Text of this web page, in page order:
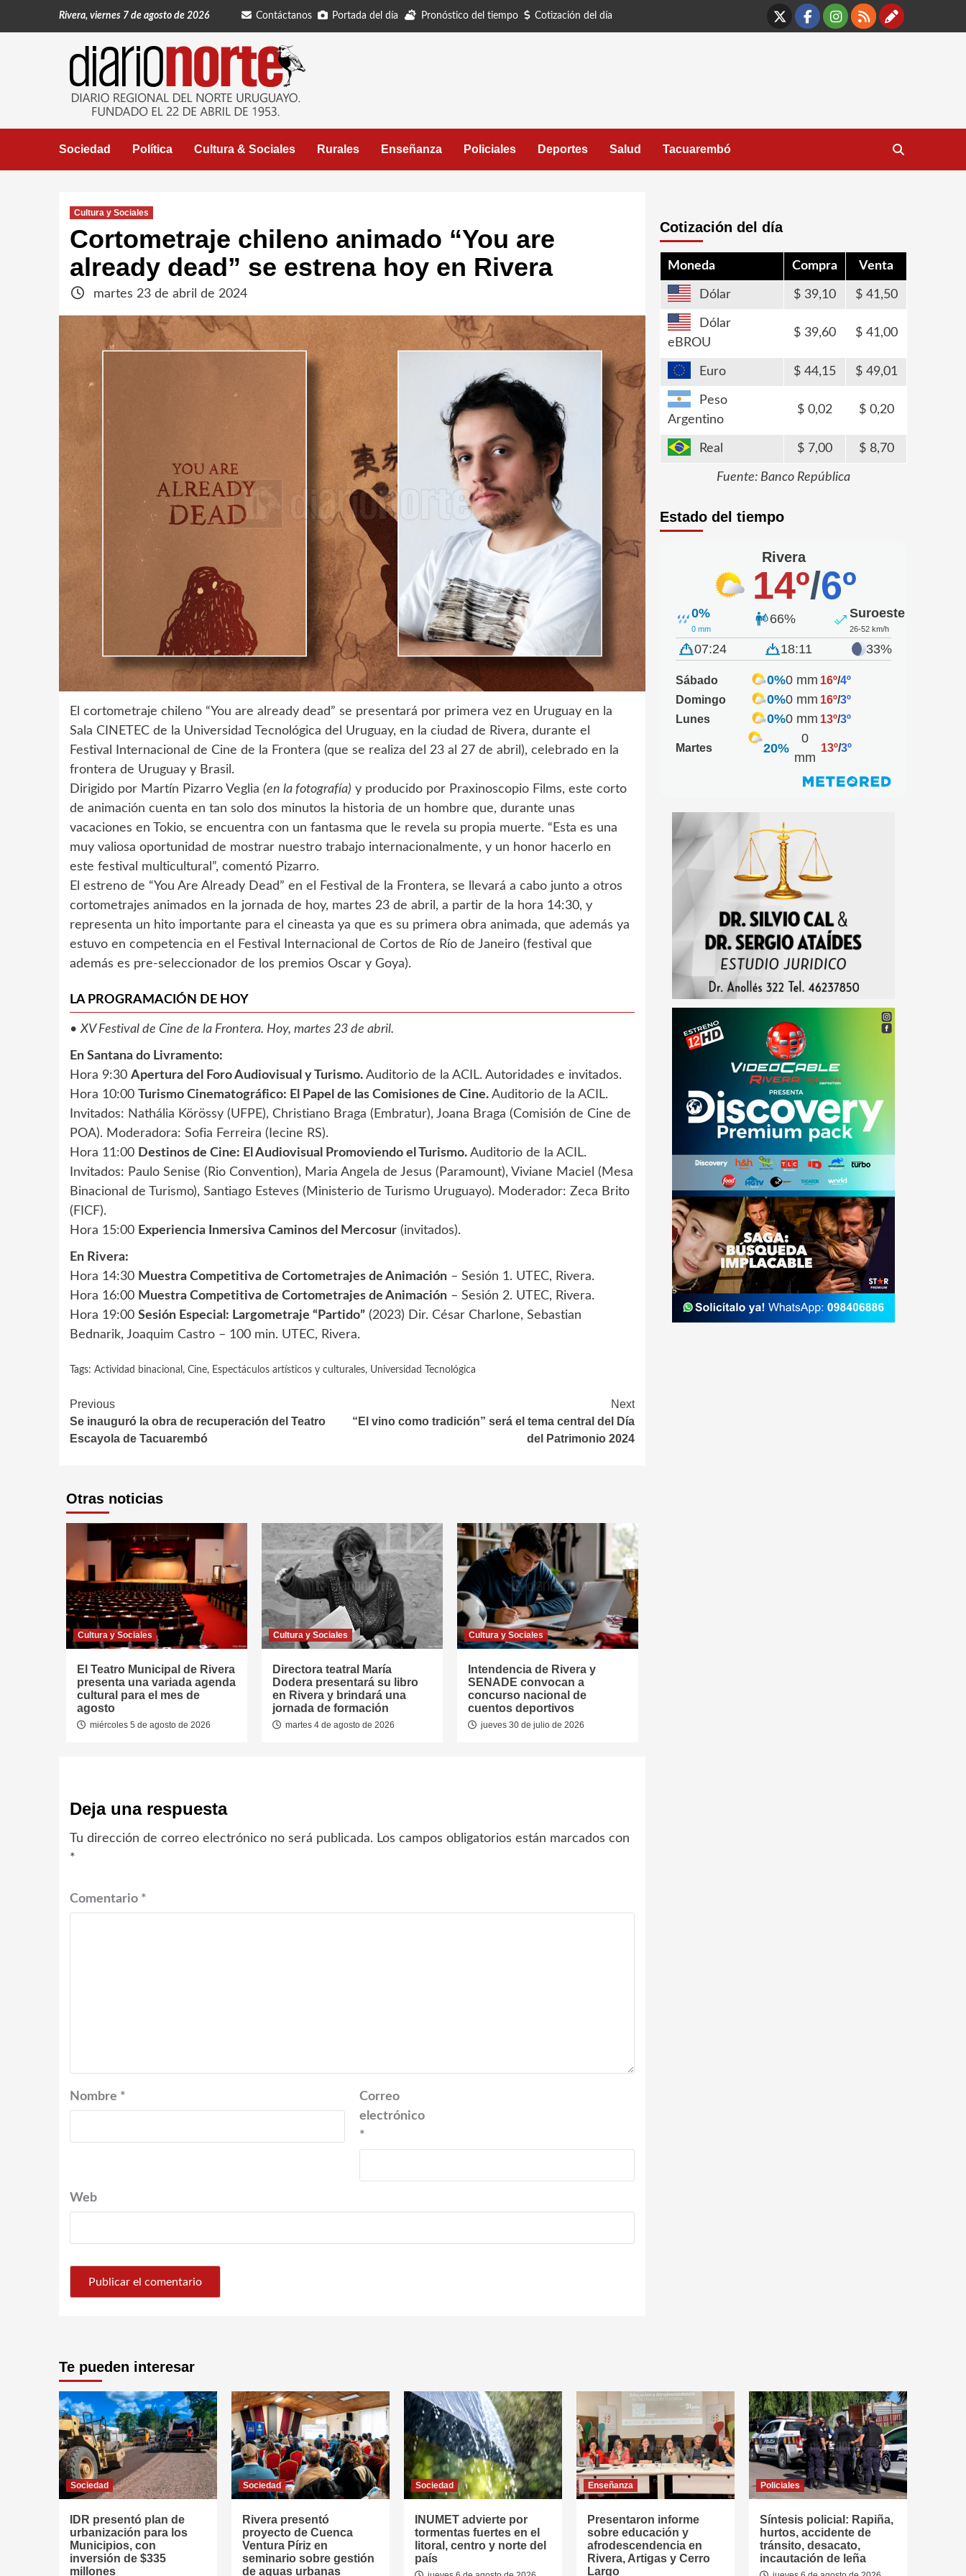
Rivera, viernes 7 de agosto de 2026 Contáctanos Portada del día Pronóstico del tiempo Cotización del día
X Facebook
Instagram
RSS
Sociedad Política Cultura & Sociales Rurales Enseñanza Policiales Deportes Salud Tacuarembó
Cultura y Sociales
Cortometraje chileno animado “You are
already dead” se estrena hoy en Rivera
martes 23 de abril de 2024
El cortometraje chileno “You are already dead” se presentará por primera vez en Uruguay en la
Sala CINETEC de la Universidad Tecnológica del Uruguay, en la ciudad de Rivera, durante el
Festival Internacional de Cine de la Frontera (que se realiza del 23 al 27 de abril), celebrado en la
frontera de Uruguay y Brasil.
Dirigido por Martín Pizarro Veglia (en la fotografía) y producido por Praxinoscopio Films, este corto
de animación cuenta en tan solo dos minutos la historia de un hombre que, durante unas
vacaciones en Tokio, se encuentra con un fantasma que le revela su propia muerte. “Esta es una
muy valiosa oportunidad de mostrar nuestro trabajo internacionalmente, y un honor hacerlo en
este festival multicultural”, comentó Pizarro.
El estreno de “You Are Already Dead” en el Festival de la Frontera, se llevará a cabo junto a otros
cortometrajes animados en la jornada de hoy, martes 23 de abril, a partir de la hora 14:30, y
representa un hito importante para el cineasta ya que es su primera obra animada, que además ya
estuvo en competencia en el Festival Internacional de Cortos de Río de Janeiro (festival que
además es pre-seleccionador de los premios Oscar y Goya).
LA PROGRAMACIÓN DE HOY
•XV Festival de Cine de la Frontera. Hoy, martes 23 de abril.
En Santana do Livramento:
Hora 9:30 Apertura del Foro Audiovisual y Turismo. Auditorio de la ACIL. Autoridades e invitados.
Hora 10:00
Turismo Cinematográfico: El Papel de las Comisiones de Cine. Auditorio de la ACIL.
Invitados: Nathália Körössy (UFPE), Christiano Braga (Embratur), Joana Braga (Comisión de Cine de
POA). Moderadora: Sofia Ferreira (Iecine RS).
Hora 11:00 Destinos de Cine: El Audiovisual Promoviendo el Turismo. Auditorio de la ACIL.
Invitados: Paulo Senise (Rio Convention), Maria Angela de Jesus (Paramount), Viviane Maciel (Mesa
Binacional de Turismo), Santiago Esteves (Ministerio de Turismo Uruguayo). Moderador: Zeca Brito
(FICF).
Hora 15:00 Experiencia Inmersiva Caminos del Mercosur (invitados).
En Rivera:
Hora 14:30 Muestra Competitiva de Cortometrajes de Animación – Sesión 1. UTEC, Rivera.
Hora 16:00 Muestra Competitiva de Cortometrajes de Animación – Sesión 2. UTEC, Rivera.
Hora 19:00 Sesión Especial: Largometraje “Partido” (2023) Dir. César Charlone, Sebastian
Bednarik, Joaquim Castro – 100 min. UTEC, Rivera.
Tags: Actividad binacional , Cine, Espectáculos artísticos y culturales, Universidad Tecnológica
Continue
Reading
Previous
Se inauguró la obra de recuperación del Teatro
Escayola de Tacuarembó
Next
“El vino como tradición” será el tema central del Día
del Patrimonio 2024
Otras noticias
Cultura y Sociales
El Teatro Municipal de Rivera
presenta una variada agenda
cultural para el mes de
agosto
miércoles 5 de agosto de 2026
Cultura y Sociales
Directora teatral María
Dodera presentará su libro
en Rivera y brindará una
jornada de formación
martes 4 de agosto de 2026
Cultura y Sociales
Intendencia de Rivera y
SENADE convocan a
concurso nacional de
cuentos deportivos
jueves 30 de julio de 2026
Deja una respuesta
Tu dirección de correo electrónico no será publicada. Los campos obligatorios están marcados con
*
Comentario *
Nombre *
Correo
electrónico
*
Web
Cotización del día
Moneda Compra Venta
Dólar 39,10 41,50
Dólar
eBROU
39,60 41,00
Euro 44,15 49,01
Peso
Argentino
0,02 0,20
Real 7,00 8,70
Fuente: Banco República
Estado del tiempo
Rivera
14º/6º
0%
0 mm
66% Suroeste
26-52 km/h
07:24 18:11 33%
Sábado 0%0 mm 16º/4º
Domingo
0%0 mm 16º/3º
Lunes
0%0 mm 13º/3º
Martes 20%
0
mm
13º/3º
Te pueden interesar
Sociedad
IDR presentó plan de
urbanización para los
Municipios, con
inversión de $335
millones
Sociedad
Rivera presentó
proyecto de Cuenca
Ventura Píriz en
seminario sobre gestión
de aguas urbanas
Sociedad
INUMET advierte por
tormentas fuertes en el
litoral, centro y norte del
país
Enseñanza
Presentaron informe
sobre educación y
afrodescendencia en
Rivera, Artigas y Cerro
Largo
Policiales
Síntesis policial: Rapiña,
hurtos, accidente de
tránsito, desacato,
incautación de leña